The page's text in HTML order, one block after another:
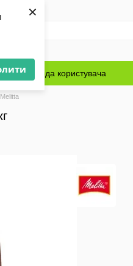
×
Блог Угода користувача